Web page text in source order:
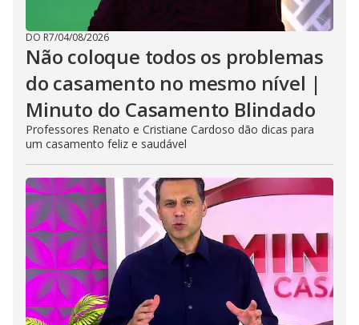
DO R7/04/08/2026
Não coloque todos os problemas
do casamento no mesmo nível |
Minuto do Casamento Blindado
Professores Renato e Cristiane Cardoso dão dicas para
um casamento feliz e saudável